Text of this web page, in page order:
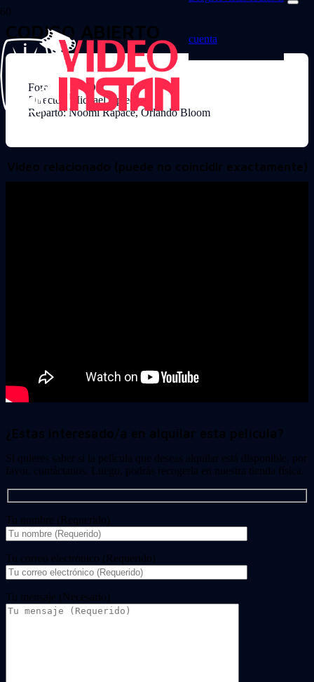
cuenta
CODIGO ABIERTO
Formato: DVD
Director: Michael Apted
Reparto: Noomi Rapace, Orlando Bloom
Video relacionado (puede no coincidir exactamente)
¿Estas interesado/a en alquilar esta película?
Si quieres saber si la película que deseas alquilar está disponible, por
favor, contáctanos. Luego, podrás recogerla en nuestra tienda física.
Tu nombre (Requerido)
Tu correo electrónico (Requerido)
Tu mensaje (Necesario)